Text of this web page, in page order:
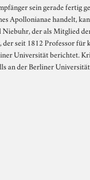
sein gerade fertig
Apollonianae handelt,
der als Mitglied
seit 1812 Professor
Universität berichtet.
an der Berliner